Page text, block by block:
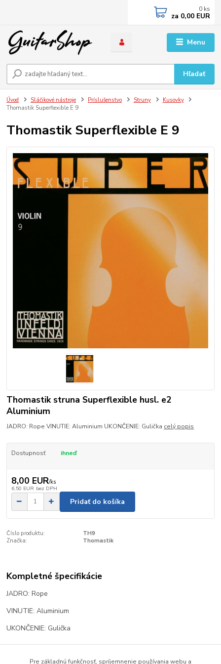
Menu
Hľadať
0 ks
za 0,00 EUR
Úvod Sláčikové nástroje Príslušenstvo Struny
Kusovky
Thomastik Superflexible E 9
Thomastik Superflexible E 9
Thomastik struna Superflexible husl. e2
Aluminium
JADRO: Rope VINUTIE: Aluminium UKONČENIE: Gulička celý popis
Dostupnosť ihneď
8,00 EUR/ks
6,50 EUR bez DPH
Pridať do košíka
Číslo produktu:
TH9
Značka:
Thomastik
Kompletné špecifikácie
JADRO: Rope
VINUTIE: Aluminium
UKONČENIE: Gulička
Pre základnú funkčnosť, spríjemnenie používania webu a